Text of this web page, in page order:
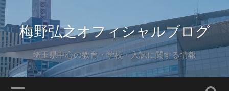
梅野弘之オフィシャルブログ
埼玉県中心の教育・学校・入試に関する情報